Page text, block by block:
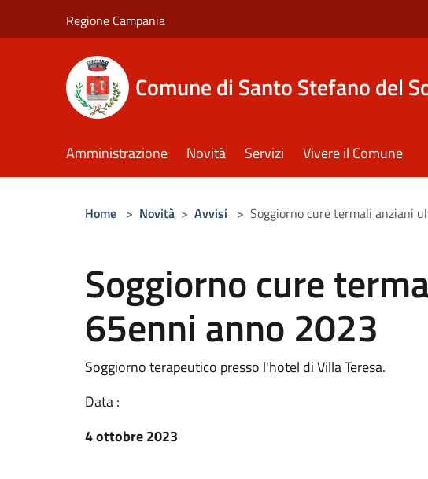
Regione Campania
Comune di Santo Stefano del
Amministrazione Novità Servizi Vivere il Comune
Home > Novità > Avvisi > Soggiorno cure termali anziani
Soggiorno cure
65enni anno 2023
Soggiorno terapeutico presso l'hotel di Villa Teresa.
Data :
4 ottobre 2023